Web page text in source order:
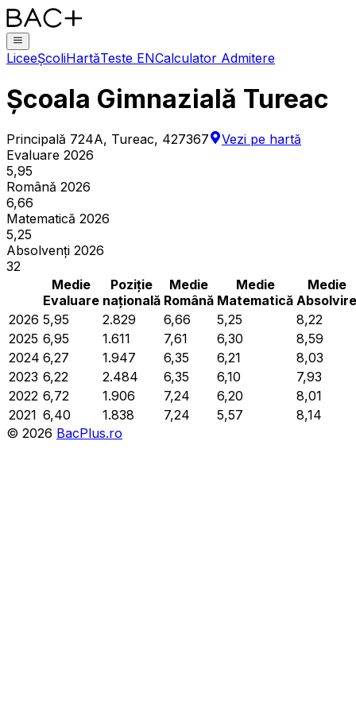
LiceeȘcoliHartăTeste ENCalculator Admitere
Școala Gimnazială Tureac
Principală 724A, Tureac, 427367
Vezi pe hartă
Evaluare 2026
5,95
Română 2026
6,66
Matematică 2026
5,25
Absolvenți 2026
32
Medie
Evaluare
Poziție
națională
Medie
Română
Medie
Matematică
Medie
Absolvire
2026 5,95 2.829 6,66 5,25
8,22
2025 6,95 1.611 7,61 6,30
8,59
2024 6,27 1.947 6,35 6,21
8,03
2023 6,22 2.484 6,35 6,10
7,93
2022 6,72 1.906 7,24 6,20
8,01
2021 6,40 1.838 7,24 5,57
8,14
© 2026 BacPlus.ro